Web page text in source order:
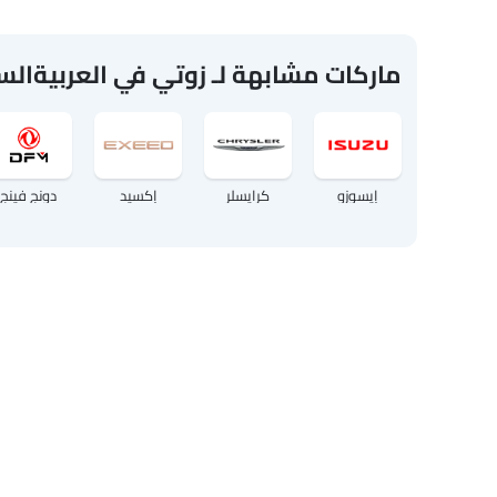
ماركات مشابهة لـ زوتي في
إيسوزو كرايسلر إكسيد دونج فينج